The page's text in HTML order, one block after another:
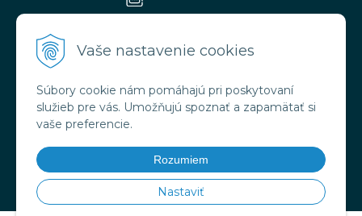
Vaše nastavenie cookies
Súbory cookie nám pomáhajú pri poskytovaní
služieb pre vás. Umožňujú spoznať a zapamätať si
vaše preferencie.
Rozumiem
Nastaviť
VŠETKO O NÁKUPE
Obchodné podmienky
Doprava a platba
Ochrana osobných údajov